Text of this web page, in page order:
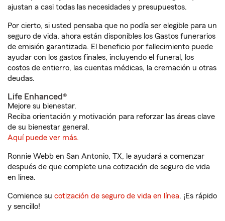
ajustan a casi todas las necesidades y presupuestos.
Por cierto, si usted pensaba que no podía ser elegible para un
seguro de vida, ahora están disponibles los Gastos funerarios
de emisión garantizada. El beneficio por fallecimiento puede
ayudar con los gastos finales, incluyendo el funeral, los
costos de entierro, las cuentas médicas, la cremación u otras
deudas.
Life Enhanced®
Mejore su bienestar.
Reciba orientación y motivación para reforzar las áreas clave
de su bienestar general.
Aquí puede ver más.
Ronnie Webb en San Antonio, TX, le ayudará a comenzar
después de que complete una cotización de seguro de vida
en línea.
Comience su cotización de seguro de vida en línea. ¡Es rápido
y sencillo!